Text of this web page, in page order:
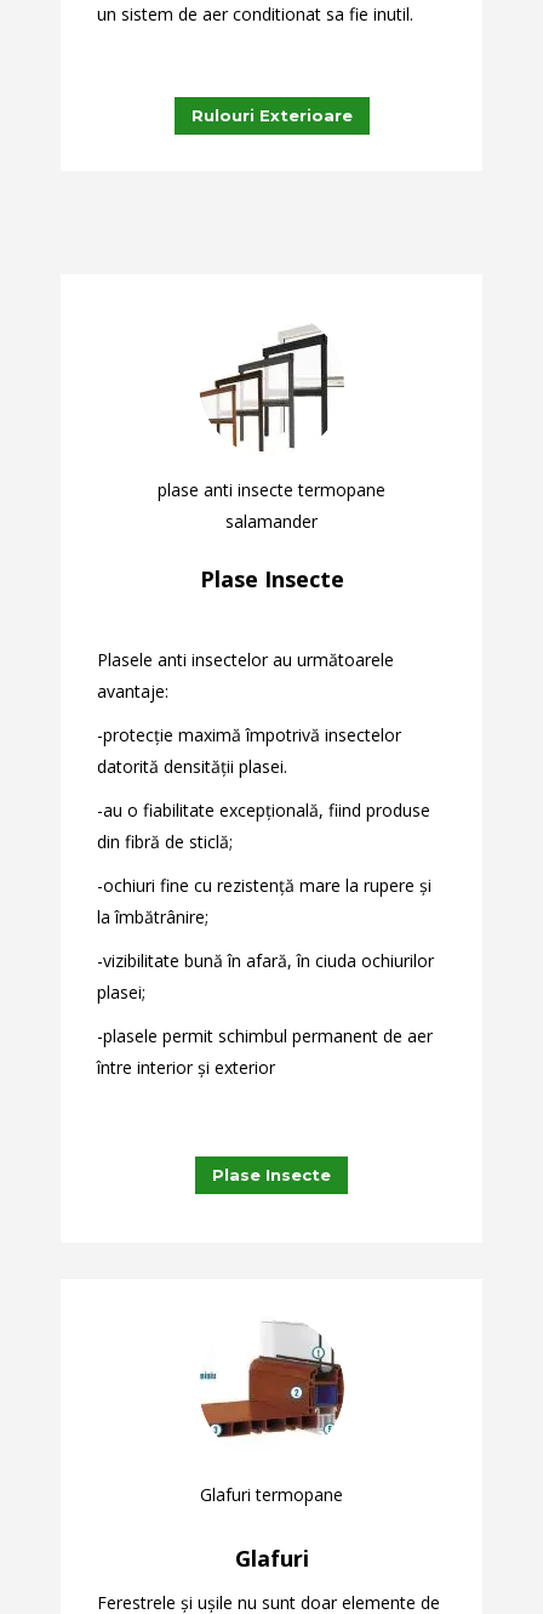
un sistem de aer conditionat sa fie inutil.
Rulouri Exterioare
plase anti insecte termopane
salamander
Plase Insecte
Plasele anti insectelor au următoarele
avantaje:
-protecție maximă împotrivă insectelor
datorită densității plasei.
-au o fiabilitate excepțională, fiind produse
din fibră de sticlă;
-ochiuri fine cu rezistență mare la rupere și
la îmbătrânire;
-vizibilitate bună în afară, în ciuda ochiurilor
plasei;
-plasele permit schimbul permanent de aer
între interior și exterior
Plase Insecte
Glafuri termopane
Glafuri
Ferestrele și ușile nu sunt doar elemente de